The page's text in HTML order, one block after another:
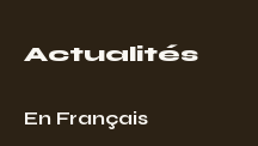
Actualités
En Français